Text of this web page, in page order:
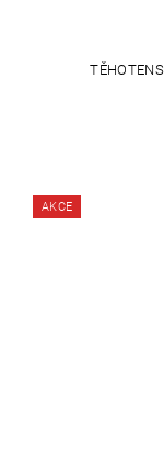
AKCE